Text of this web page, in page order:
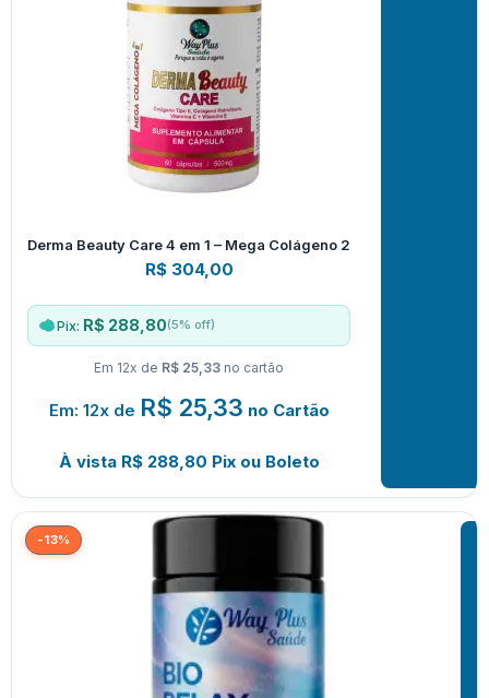
Derma Beauty Care 4 em 1 – Mega Colágeno 2
R$304,00
Pix: R$ 288,80(5% off)
Em 12x de R$ 25,33 no cartão
Em: 12x de R$ 25,33 no Cartão
À vista R$288,80 Pix ou Boleto
-13%